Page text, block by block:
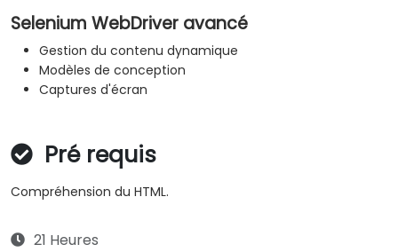
Selenium WebDriver avancé
Gestion du contenu dynamique
Modèles de conception
Captures d'écran
Pré requis
Compréhension du HTML.
21 Heures